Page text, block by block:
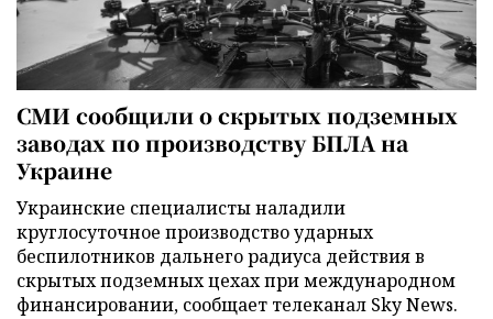
СМИ сообщили о скрытых подземных
заводах по производству БПЛА на
Украине
Украинские специалисты наладили
круглосуточное производство ударных
беспилотников дальнего радиуса действия в
скрытых подземных цехах при международном
финансировании, сообщает телеканал Sky News.